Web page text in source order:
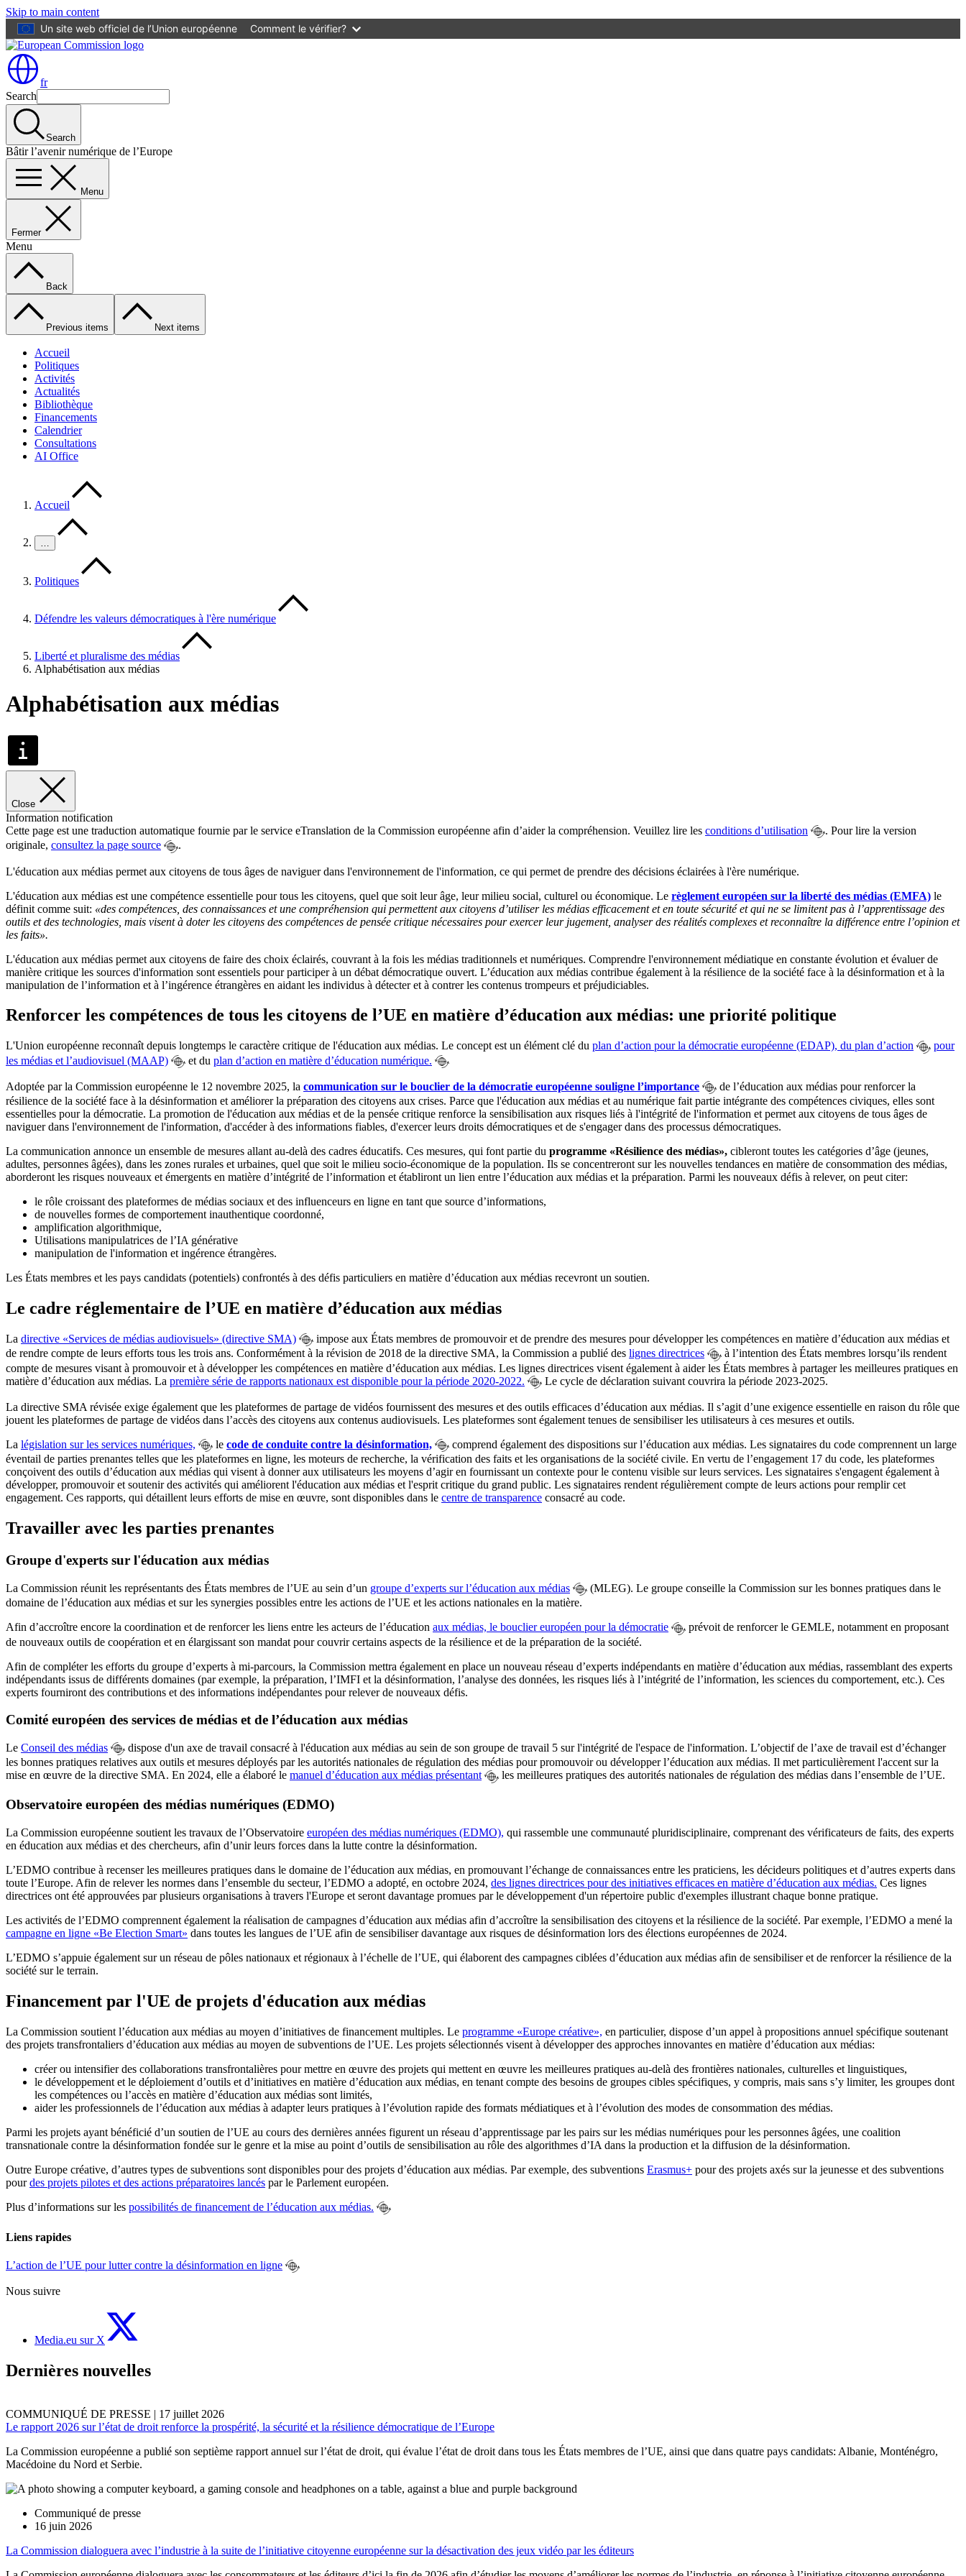
Skip to main content
Un site web officiel de l’Union européenne
Comment le vérifier?
fr
Search
Search
Bâtir l’avenir numérique de l’Europe
Menu
Fermer
Menu
Back
Previous items Next items
Accueil
Politiques
Activités
Actualités
Bibliothèque
Financements
Calendrier
Consultations
AI Office
Accueil
…
Politiques
Défendre les valeurs démocratiques à l'ère numérique
Liberté et pluralisme des médias
Alphabétisation aux médias
Alphabétisation aux médias
Close
Information notification
Cette page est une traduction automatique fournie par le service eTranslation de la Commission européenne afin d’aider la compréhension. Veuillez lire les conditions d’utilisation
. Pour lire la version
originale, consultez la page source .
L'éducation aux médias permet aux citoyens de tous âges de naviguer dans l'environnement de l'information, ce qui permet de prendre des décisions éclairées à l'ère numérique.
L'éducation aux médias est une compétence essentielle pour tous les citoyens, quel que soit leur âge, leur milieu social, culturel ou économique. Le règlement européen sur la liberté des médias (EMFA) le
définit comme suit: «des compétences, des connaissances et une compréhension qui permettent aux citoyens d’utiliser les médias efficacement et en toute sécurité et qui ne se limitent pas à l’apprentissage des
outils et des technologies, mais visent à doter les citoyens des compétences de pensée critique nécessaires pour exercer leur jugement, analyser des réalités complexes et reconnaître la différence entre l’opinion et
les faits».
L'éducation aux médias permet aux citoyens de faire des choix éclairés, couvrant à la fois les médias traditionnels et numériques. Comprendre l'environnement médiatique en constante évolution et évaluer de
manière critique les sources d'information sont essentiels pour participer à un débat démocratique ouvert. L’éducation aux médias contribue également à la résilience de la société face à la désinformation et à la
manipulation de l’information et à l’ingérence étrangères en aidant les individus à détecter et à contrer les contenus trompeurs et préjudiciables.
Renforcer les compétences de tous les citoyens de l’UE en matière d’éducation aux médias: une priorité politique
L'Union européenne reconnaît depuis longtemps le caractère critique de l'éducation aux médias. Le concept est un élément clé du plan d’action pour la démocratie européenne (EDAP), du plan d’action
pour
les médias et l’audiovisuel (MAAP)
et du plan d’action en matière d’éducation numérique.
Adoptée par la Commission européenne le 12 novembre 2025, la communication sur le bouclier de la démocratie européenne souligne l’importance
de l’éducation aux médias pour renforcer la
résilience de la société face à la désinformation et améliorer la préparation des citoyens aux crises. Parce que l'éducation aux médias et au numérique fait partie intégrante des compétences civiques, elles sont
essentielles pour la démocratie. La promotion de l'éducation aux médias et de la pensée critique renforce la sensibilisation aux risques liés à l'intégrité de l'information et permet aux citoyens de tous âges de
naviguer dans l'environnement de l'information, d'accéder à des informations fiables, d'exercer leurs droits démocratiques et de s'engager dans des processus démocratiques.
La communication annonce un ensemble de mesures allant au-delà des cadres éducatifs. Ces mesures, qui font partie du programme «Résilience des médias», cibleront toutes les catégories d’âge (jeunes,
adultes, personnes âgées), dans les zones rurales et urbaines, quel que soit le milieu socio-économique de la population. Ils se concentreront sur les nouvelles tendances en matière de consommation des médias,
aborderont les risques nouveaux et émergents en matière d’intégrité de l’information et établiront un lien entre l’éducation aux médias et la préparation. Parmi les nouveaux défis à relever, on peut citer:
le rôle croissant des plateformes de médias sociaux et des influenceurs en ligne en tant que source d’informations,
de nouvelles formes de comportement inauthentique coordonné,
amplification algorithmique,
Utilisations manipulatrices de l’IA générative
manipulation de l'information et ingérence étrangères.
Les États membres et les pays candidats (potentiels) confrontés à des défis particuliers en matière d’éducation aux médias recevront un soutien.
Le cadre réglementaire de l’UE en matière d’éducation aux médias
La directive «Services de médias audiovisuels» (directive SMA)
impose aux États membres de promouvoir et de prendre des mesures pour développer les compétences en matière d’éducation aux médias et
de rendre compte de leurs efforts tous les trois ans. Conformément à la révision de 2018 de la directive SMA, la Commission a publié des lignes directrices
à l’intention des États membres lorsqu’ils rendent
compte de mesures visant à promouvoir et à développer les compétences en matière d’éducation aux médias. Les lignes directrices visent également à aider les États membres à partager les meilleures pratiques en
matière d’éducation aux médias. La première série de rapports nationaux est disponible pour la période 2020-2022. Le cycle de déclaration suivant couvrira la période 2023-2025.
La directive SMA révisée exige également que les plateformes de partage de vidéos fournissent des mesures et des outils efficaces d’éducation aux médias. Il s’agit d’une exigence essentielle en raison du rôle que
jouent les plateformes de partage de vidéos dans l’accès des citoyens aux contenus audiovisuels. Les plateformes sont également tenues de sensibiliser les utilisateurs à ces mesures et outils.
La législation sur les services numériques, le code de conduite contre la désinformation,
comprend également des dispositions sur l’éducation aux médias. Les signataires du code comprennent un large
éventail de parties prenantes telles que les plateformes en ligne, les moteurs de recherche, la vérification des faits et les organisations de la société civile. En vertu de l’engagement 17 du code, les plateformes
conçoivent des outils d’éducation aux médias qui visent à donner aux utilisateurs les moyens d’agir en fournissant un contexte pour le contenu visible sur leurs services. Les signataires s'engagent également à
développer, promouvoir et soutenir des activités qui améliorent l'éducation aux médias et l'esprit critique du grand public. Les signataires rendent régulièrement compte de leurs actions pour remplir cet
engagement. Ces rapports, qui détaillent leurs efforts de mise en œuvre, sont disponibles dans le centre de transparence consacré au code.
Travailler avec les parties prenantes
Groupe d'experts sur l'éducation aux médias
La Commission réunit les représentants des États membres de l’UE au sein d’un groupe d’experts sur l’éducation aux médias
(MLEG). Le groupe conseille la Commission sur les bonnes pratiques dans le
domaine de l’éducation aux médias et sur les synergies possibles entre les actions de l’UE et les actions nationales en la matière.
Afin d’accroître encore la coordination et de renforcer les liens entre les acteurs de l’éducation aux médias, le bouclier européen pour la démocratie
prévoit de renforcer le GEMLE, notamment en proposant
de nouveaux outils de coopération et en élargissant son mandat pour couvrir certains aspects de la résilience et de la préparation de la société.
Afin de compléter les efforts du groupe d’experts à mi-parcours, la Commission mettra également en place un nouveau réseau d’experts indépendants en matière d’éducation aux médias, rassemblant des experts
indépendants issus de différents domaines (par exemple, la préparation, l’IMFI et la désinformation, l’analyse des données, les risques liés à l’intégrité de l’information, les sciences du comportement, etc.). Ces
experts fourniront des contributions et des informations indépendantes pour relever de nouveaux défis.
Comité européen des services de médias et de l’éducation aux médias
Le Conseil des médias
dispose d'un axe de travail consacré à l'éducation aux médias au sein de son groupe de travail 5 sur l'intégrité de l'espace de l'information. L’objectif de l’axe de travail est d’échanger
les bonnes pratiques relatives aux outils et mesures déployés par les autorités nationales de régulation des médias pour promouvoir ou développer l’éducation aux médias. Il met particulièrement l'accent sur la
mise en œuvre de la directive SMA. En 2024, elle a élaboré le manuel d’éducation aux médias présentant les meilleures pratiques des autorités nationales de régulation des médias dans l’ensemble de l’UE.
Observatoire européen des médias numériques (EDMO)
La Commission européenne soutient les travaux de l’Observatoire européen des médias numériques (EDMO), qui rassemble une communauté pluridisciplinaire, comprenant des vérificateurs de faits, des experts
en éducation aux médias et des chercheurs, afin d’unir leurs forces dans la lutte contre la désinformation.
L’EDMO contribue à recenser les meilleures pratiques dans le domaine de l’éducation aux médias, en promouvant l’échange de connaissances entre les praticiens, les décideurs politiques et d’autres experts dans
toute l’Europe. Afin de relever les normes dans l’ensemble du secteur, l’EDMO a adopté, en octobre 2024, des lignes directrices pour des initiatives efficaces en matière d’éducation aux médias. Ces lignes
directrices ont été approuvées par plusieurs organisations à travers l'Europe et seront davantage promues par le développement d'un répertoire public d'exemples illustrant chaque bonne pratique.
Les activités de l’EDMO comprennent également la réalisation de campagnes d’éducation aux médias afin d’accroître la sensibilisation des citoyens et la résilience de la société. Par exemple, l’EDMO a mené la
campagne en ligne «Be Election Smart» dans toutes les langues de l’UE afin de sensibiliser davantage aux risques de désinformation lors des élections européennes de 2024.
L’EDMO s’appuie également sur un réseau de pôles nationaux et régionaux à l’échelle de l’UE, qui élaborent des campagnes ciblées d’éducation aux médias afin de sensibiliser et de renforcer la résilience de la
société sur le terrain.
Financement par l'UE de projets d'éducation aux médias
La Commission soutient l’éducation aux médias au moyen d’initiatives de financement multiples. Le programme «Europe créative», en particulier, dispose d’un appel à propositions annuel spécifique soutenant
des projets transfrontaliers d’éducation aux médias au moyen de subventions de l’UE. Les projets sélectionnés visent à développer des approches innovantes en matière d’éducation aux médias:
créer ou intensifier des collaborations transfrontalières pour mettre en œuvre des projets qui mettent en œuvre les meilleures pratiques au-delà des frontières nationales, culturelles et linguistiques,
le développement et le déploiement d’outils et d’initiatives en matière d’éducation aux médias, en tenant compte des besoins de groupes cibles spécifiques, y compris, mais sans s’y limiter, les groupes dont
les compétences ou l’accès en matière d’éducation aux médias sont limités,
aider les professionnels de l’éducation aux médias à adapter leurs pratiques à l’évolution rapide des formats médiatiques et à l’évolution des modes de consommation des médias.
Parmi les projets ayant bénéficié d’un soutien de l’UE au cours des dernières années figurent un réseau d’apprentissage par les pairs sur les médias numériques pour les personnes âgées, une coalition
transnationale contre la désinformation fondée sur le genre et la mise au point d’outils de sensibilisation au rôle des algorithmes d’IA dans la production et la diffusion de la désinformation.
Outre Europe créative, d’autres types de subventions sont disponibles pour des projets d’éducation aux médias. Par exemple, des subventions Erasmus+ pour des projets axés sur la jeunesse et des subventions
pourdes projets pilotes et des actions préparatoires lancés par le Parlement européen.
Plus d’informations sur les possibilités de financement de l’éducation aux médias.
Liens rapides
L’action de l’UE pour lutter contre la désinformation en ligne
Nous suivre
Media.eu sur X
Dernières nouvelles
COMMUNIQUÉ DE PRESSE | 17 juillet 2026
Le rapport 2026 sur l’état de droit renforce la prospérité, la sécurité et la résilience démocratique de l’Europe
La Commission européenne a publié son septième rapport annuel sur l’état de droit, qui évalue l’état de droit dans tous les États membres de l’UE, ainsi que dans quatre pays candidats: Albanie, Monténégro,
Macédoine du Nord et Serbie.
Communiqué de presse
16 juin 2026
La Commission dialoguera avec l’industrie à la suite de l’initiative citoyenne européenne sur la désactivation des jeux vidéo par les éditeurs